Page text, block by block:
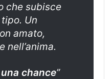
che subisce
Un
amato,
nell’anima.
chance”